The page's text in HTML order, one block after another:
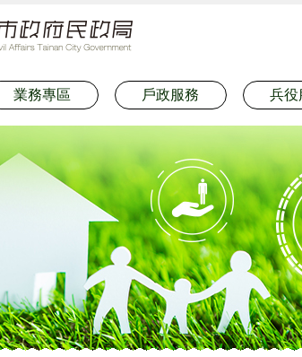
業務專區 戶政服務 兵役